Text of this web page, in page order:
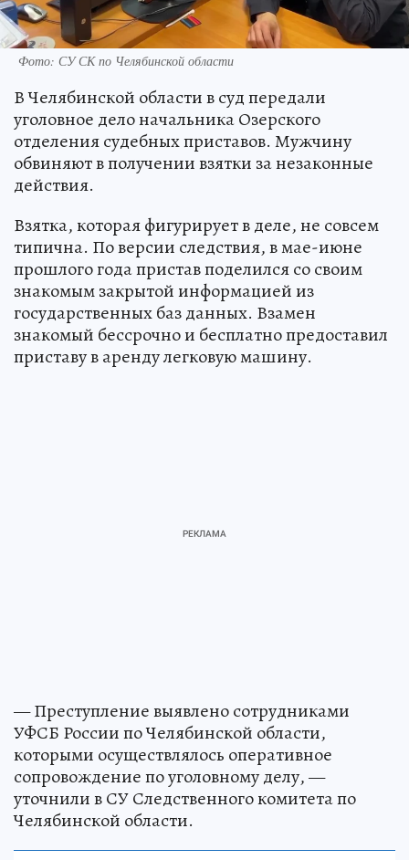
Фото: СУ СК по Челябинской области
В Челябинской области в суд передали
уголовное дело начальника Озерского
отделения судебных приставов. Мужчину
обвиняют в получении взятки за незаконные
действия.
Взятка, которая фигурирует в деле, не совсем
типична. По версии следствия, в мае-июне
прошлого года пристав поделился со своим
знакомым закрытой информацией из
государственных баз данных. Взамен
знакомый бессрочно и бесплатно предоставил
приставу в аренду легковую машину.
— Преступление выявлено сотрудниками
УФСБ России по Челябинской области,
которыми осуществлялось оперативное
сопровождение по уголовному делу, —
уточнили в СУ Следственного комитета по
Челябинской области.